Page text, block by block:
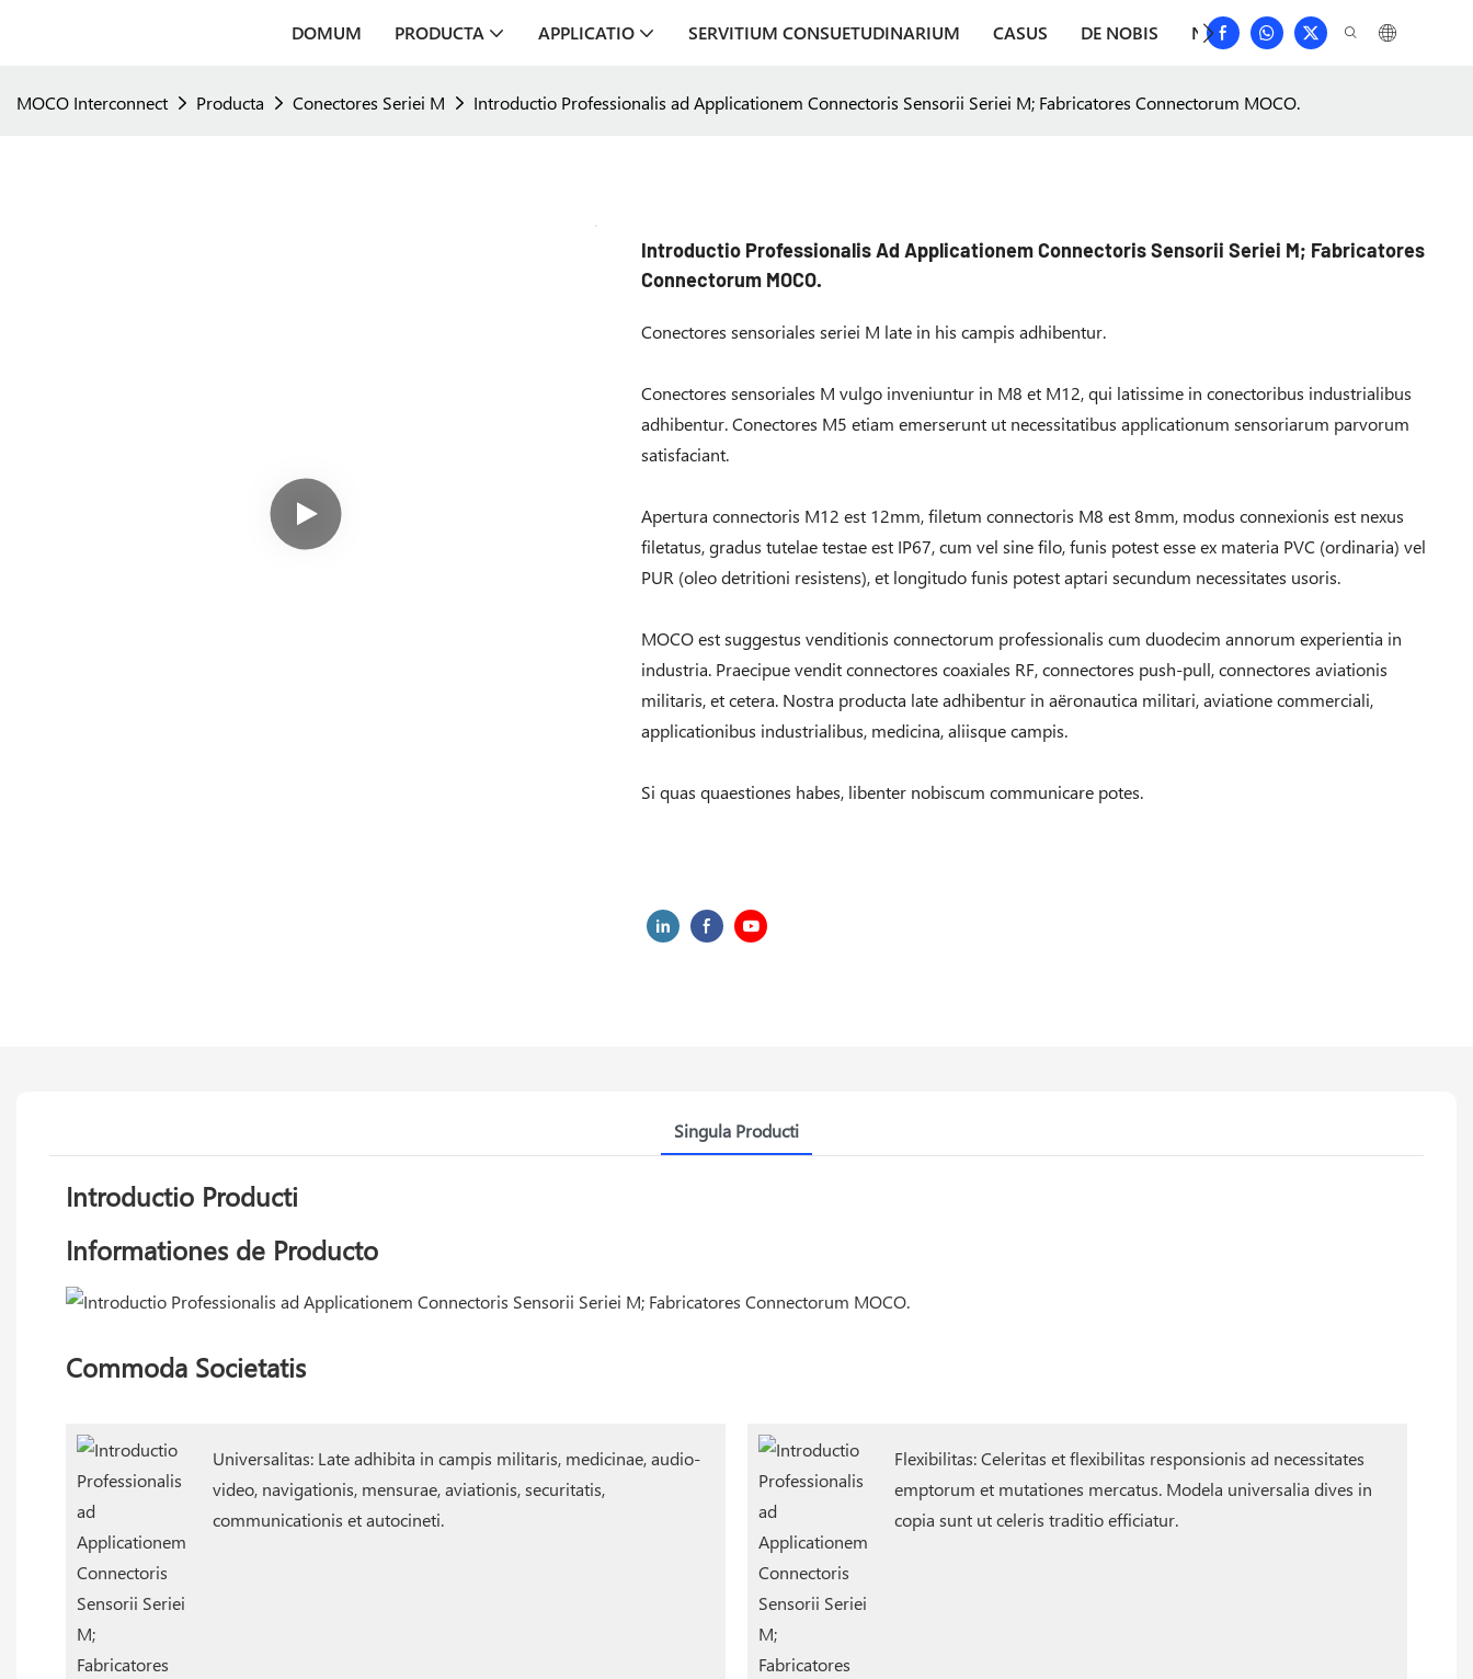
DOMUM PRODUCTA APPLICATIO SERVITIUM CONSUETUDINARIUM CASUS DE NOBIS NUNTII DEPRIME
MOCO Interconnect Producta Conectores Seriei M Introductio Professionalis ad Applicationem Connectoris Sensorii Seriei M; Fabricatores Connectorum MOCO.
Introductio Professionalis Ad Applicationem Connectoris Sensorii Seriei M; Fabricatores
Connectorum MOCO.
Conectores sensoriales seriei M late in his campis adhibentur.
Conectores sensoriales M vulgo inveniuntur in M8 et M12, qui latissime in conectoribus industrialibus
adhibentur. Conectores M5 etiam emerserunt ut necessitatibus applicationum sensoriarum parvorum
satisfaciant.
Apertura connectoris M12 est 12mm, filetum connectoris M8 est 8mm, modus connexionis est nexus
filetatus, gradus tutelae testae est IP67, cum vel sine filo, funis potest esse ex materia PVC (ordinaria) vel
PUR (oleo detritioni resistens), et longitudo funis potest aptari secundum necessitates usoris.
MOCO est suggestus venditionis connectorum professionalis cum duodecim annorum experientia in
industria. Praecipue vendit connectores coaxiales RF, connectores push-pull, connectores aviationis
militaris, et cetera. Nostra producta late adhibentur in aëronautica militari, aviatione commerciali,
applicationibus industrialibus, medicina, aliisque campis.
Si quas quaestiones habes, libenter nobiscum communicare potes.
Singula Producti
Introductio Producti
Informationes de Producto
Commoda Societatis
Universalitas: Late adhibita in campis militaris, medicinae, audio-
video, navigationis, mensurae, aviationis, securitatis,
communicationis et autocineti.
Flexibilitas: Celeritas et flexibilitas responsionis ad necessitates
emptorum et mutationes mercatus. Modela universalia dives in
copia sunt ut celeris traditio efficiatur.